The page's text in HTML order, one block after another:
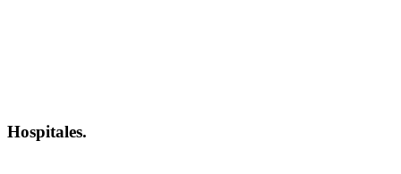
Hospitales.